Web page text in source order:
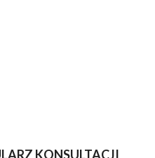
KONSULTACJI